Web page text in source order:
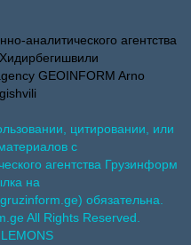
аналитического агентства
GEOINFORM Arno
цитировании, или
с
агентства Грузинформ
на
обязательна.
All Rights Reserved.